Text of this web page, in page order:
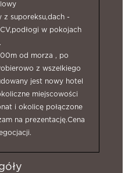
z suporeksu,dach -
w pokojach
od morza , po
z wszelkiego
jest nowy hotel
miejscowości
i okolicę połączone
na prezentację.Cena